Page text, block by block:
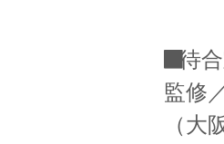
待
監修
（大